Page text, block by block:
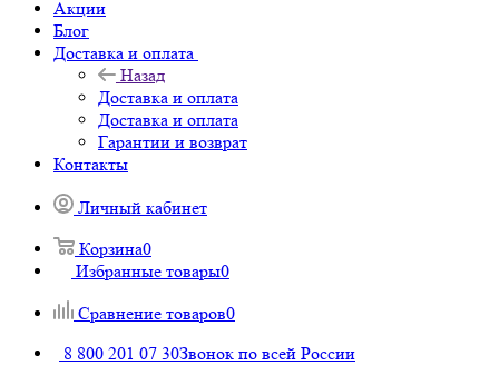
Акции
Блог
Доставка и оплата
Назад
Доставка и оплата
Доставка и оплата
Гарантии и возврат
Контакты
Личный кабинет
Корзина0
Избранные товары0
Сравнение товаров0
8 800 201 07 30Звонок по всей России